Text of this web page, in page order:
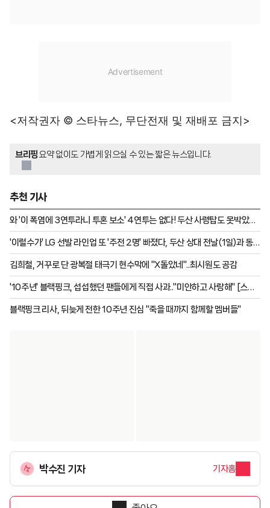
<저작권자 © 스타뉴스, 무단전재 및 재배포 금지>
브리핑 요약 없이도 가볍게 읽으실 수 있는 짧은 뉴스입니다.
추천 기사
와 '이 폭염에 3연투라니 투혼 보소' 4연투는 없다! 두산 사령탑도 못박았
다... 김대한 리드오프 전격 배치 'LG전 선발 라인업 공개'
'이럴수가' LG 선발 라인업 또 '주전 2명' 빠졌다, 두산 상대 전날(1일)과 동
일 [잠실 현장]
김희철, 거꾸로 단 광복절 태극기 현수막에 "X돌았네"..최시원도 공감
'10주년' 블랙핑크, 섭섭했던 팬들에게 직접 사과.."미안하고 사랑해" [스타
이슈]
블랙핑크 리사, 뒤늦게 전한 10주년 진심 "죽을 때까지 함께할 멤버들"
박수진 기자 기자홈